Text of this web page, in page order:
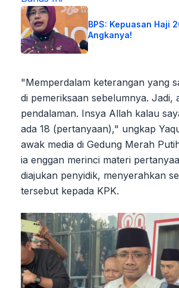
BPS: Kepuasan Haji
Angkanya!
"Memperdalam keterangan yang
di pemeriksaan sebelumnya. Jadi,
pendalaman. Insya Allah kalau
ada 18 (pertanyaan)," ungkap
awak media di Gedung Merah
ia enggan merinci materi
diajukan penyidik, menyerahkan
tersebut kepada KPK.